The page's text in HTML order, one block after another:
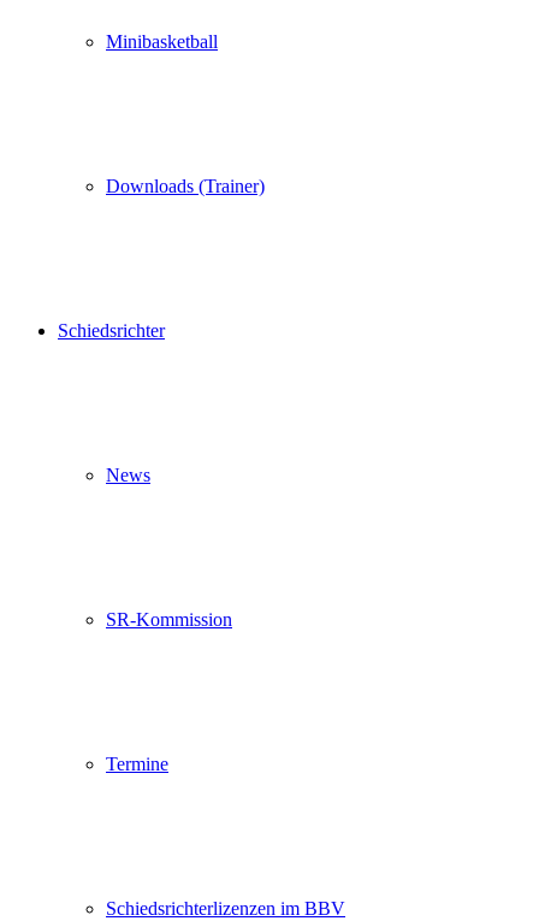
Minibasketball
Downloads (Trainer)
Schiedsrichter
News
SR-Kommission
Termine
Schiedsrichterlizenzen im BBV